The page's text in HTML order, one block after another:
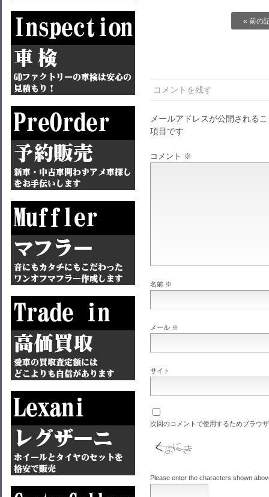
« 前の
コメントを残す
メールアドレスが公開される
項目です
コメント ※
名前 ※
メール ※
サイト
次回のコメントで使用するためブラウ
Please enter the characters shown